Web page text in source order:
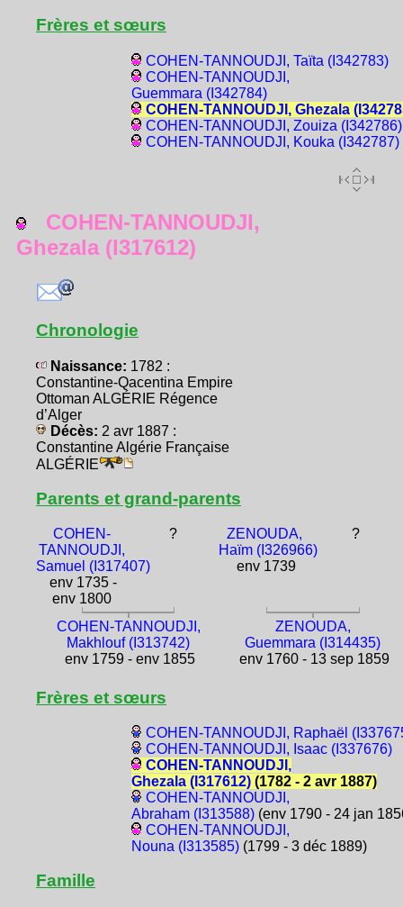
Frères et sœurs
COHEN-TANNOUDJI, Taïta (I342783)
COHEN-TANNOUDJI,
Guemmara (I342784)
COHEN-TANNOUDJI, Ghezala
COHEN-TANNOUDJI, Zouiza (I342786)
COHEN-TANNOUDJI, Kouka (I342787)
COHEN-TANNOUDJI,
Ghezala (I317612)
Chronologie
Naissance: 1782 :
Constantine-Qacentina Empire
Ottoman ALGÉRIE Régence
d’Alger
Décès: 2 avr 1887 :
Constantine Algérie Française
ALGÉRIE
Parents et grand-parents
COHEN-
TANNOUDJI,
Samuel (I317407)
env 1735 -
env 1800
?
ZENOUDA,
Haïm (I326966)
env 1739
?
COHEN-TANNOUDJI,
Makhlouf (I313742)
env 1759 - env 1855
ZENOUDA,
Guemmara (I314435)
env 1760 - 13 sep 1859
Frères et sœurs
COHEN-TANNOUDJI, Raphaël
COHEN-TANNOUDJI, Isaac (I337676)
COHEN-TANNOUDJI,
Ghezala (I317612)(1782 - 2 avr 1887)
COHEN-TANNOUDJI,
Abraham (I313588)(env 1790 - 24 jan
COHEN-TANNOUDJI,
Nouna (I313585)(1799 - 3 déc 1889)
Famille